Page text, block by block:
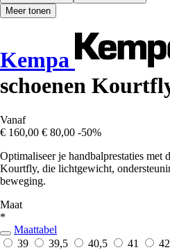
Meer tonen
Kempa
schoenen
Vanaf
€ 160,00 € 80,00 -50%
Optimaliseer je handbalprestaties met
Kourtfly, die lichtgewicht,
beweging.
Maat
*
Maattabel
39
39,5 40,5 41 42